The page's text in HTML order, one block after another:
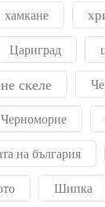
хамкане
Цариград
скеле
Черноморие
на българия
Шипка